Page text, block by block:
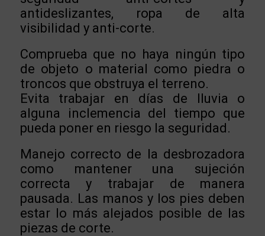
antideslizantes, ropa de alta
visibilidad y anti-corte.
Comprueba que no haya ningún tipo
de objeto o material como piedra o
troncos que obstruya el terreno.
Evita trabajar en días de lluvia o
alguna inclemencia del tiempo que
pueda poner en riesgo la seguridad.
Manejo correcto de la desbrozadora
como mantener una sujeción
correcta y trabajar de manera
pausada. Las manos y los pies deben
estar lo más alejados posible de las
piezas de corte.